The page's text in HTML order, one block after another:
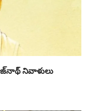
నివాళులు